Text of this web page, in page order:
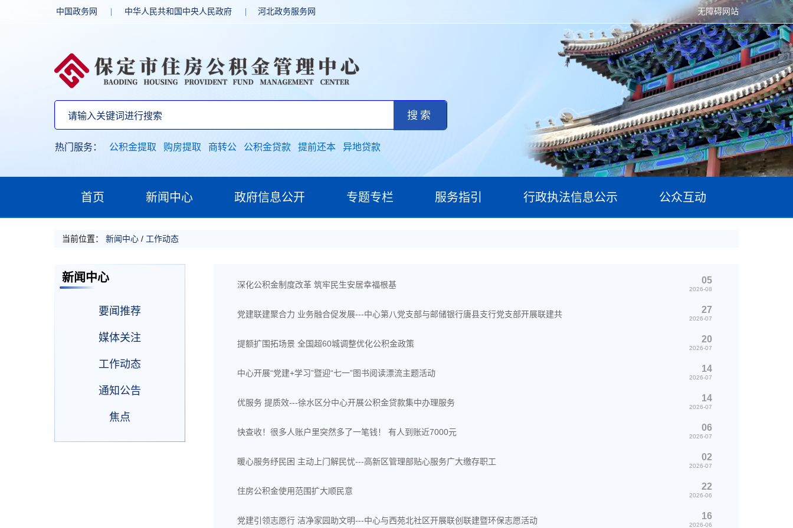
中国政务网 中华人民共和国中央人民政府 河北政务服务网 无障碍网站
热门服务： 公积金提取 购房提取 商转公 公积金贷款 提前还本 异地贷款
首页 新闻中心 政府信息公开 专题专栏 服务指引 行政执法信息公示 公众互动
当前位置： 新闻中心 / 工作动态
新闻中心
要闻推荐
媒体关注
工作动态
通知公告
焦点
深化公积金制度改革 筑牢民生安居幸福根基 05
2026-08
党建联建聚合力 业务融合促发展---中心第八党支部与邮储银行唐县支行党支部开展联建共 27
2026-07
提额扩围拓场景 全国超60城调整优化公积金政策 20
2026-07
中心开展“党建+学习”暨迎“七一”图书阅读漂流主题活动 14
2026-07
优服务 提质效---徐水区分中心开展公积金贷款集中办理服务 14
2026-07
快查收！很多人账户里突然多了一笔钱！ 有人到账近7000元 06
2026-07
暖心服务纾民困 主动上门解民忧---高新区管理部贴心服务广大缴存职工 02
2026-07
住房公积金使用范围扩大顺民意 22
2026-06
党建引领志愿行 洁净家园助文明---中心与西苑北社区开展联创联建暨环保志愿活动 16
2026-06